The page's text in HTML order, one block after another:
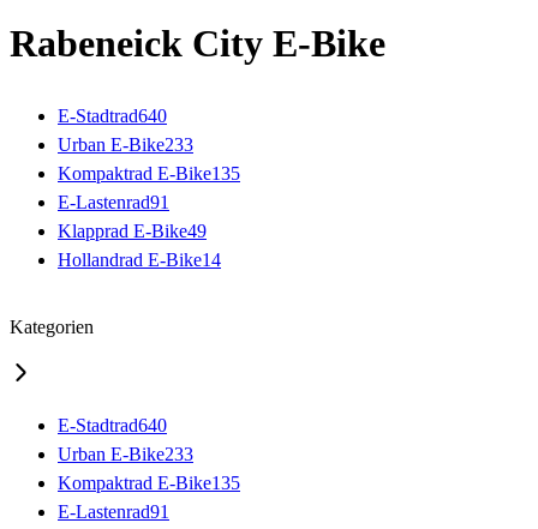
Rabeneick City E-Bike
E-Stadtrad640
Urban E-Bike233
Kompaktrad E-Bike135
E-Lastenrad91
Klapprad E-Bike49
Hollandrad E-Bike14
Kategorien
E-Stadtrad640
Urban E-Bike233
Kompaktrad E-Bike135
E-Lastenrad91